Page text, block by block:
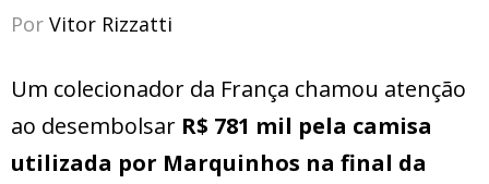
Por Vitor Rizzatti
Um colecionador da França chamou atenção
ao desembolsar R$ 781 mil pela camisa
utilizada por Marquinhos na final da